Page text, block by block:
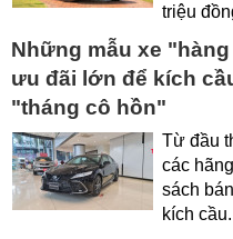
triệu
Những mẫu xe
ưu đãi lớn để kích
"tháng cô hồn"
Từ đầu
các
sách
kích cầu.